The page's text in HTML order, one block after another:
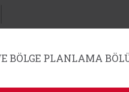
BÖLGE PLANLAMA